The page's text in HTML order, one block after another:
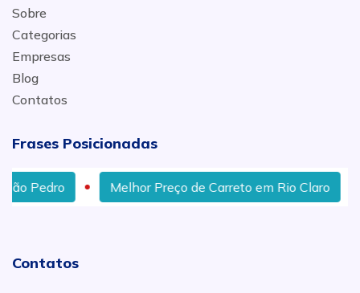
Sobre
Categorias
Empresas
Blog
Contatos
Frases Posicionadas
Melhor Preço de Carreto em Rio Claro
Contatos